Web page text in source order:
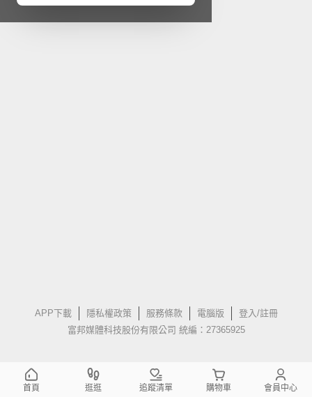
APP下載 隱私權政策 服務條款 電腦版
登入/註冊
富邦媒體科技股份有限公司 統編：27365925
首頁 逛逛 追蹤清單 購物車 會員中心